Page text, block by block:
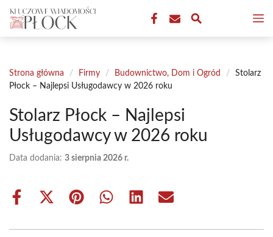
Przejdź
treści
Strona główna / Firmy / Budownictwo, Dom i Ogród /
Stolarz
Płock – Najlepsi Usługodawcy w 2026 roku
Stolarz Płock – Najlepsi
Usługodawcy w 2026 roku
Data dodania: 3 sierpnia 2026 r.
Share
Share
(Twitter)
Share Share Share Share